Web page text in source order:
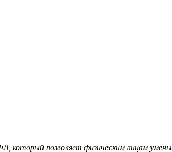
который позволяет физическим лицам